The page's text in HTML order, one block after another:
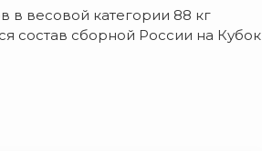
в весовой категории 88 кг
состав сборной России на Кубок